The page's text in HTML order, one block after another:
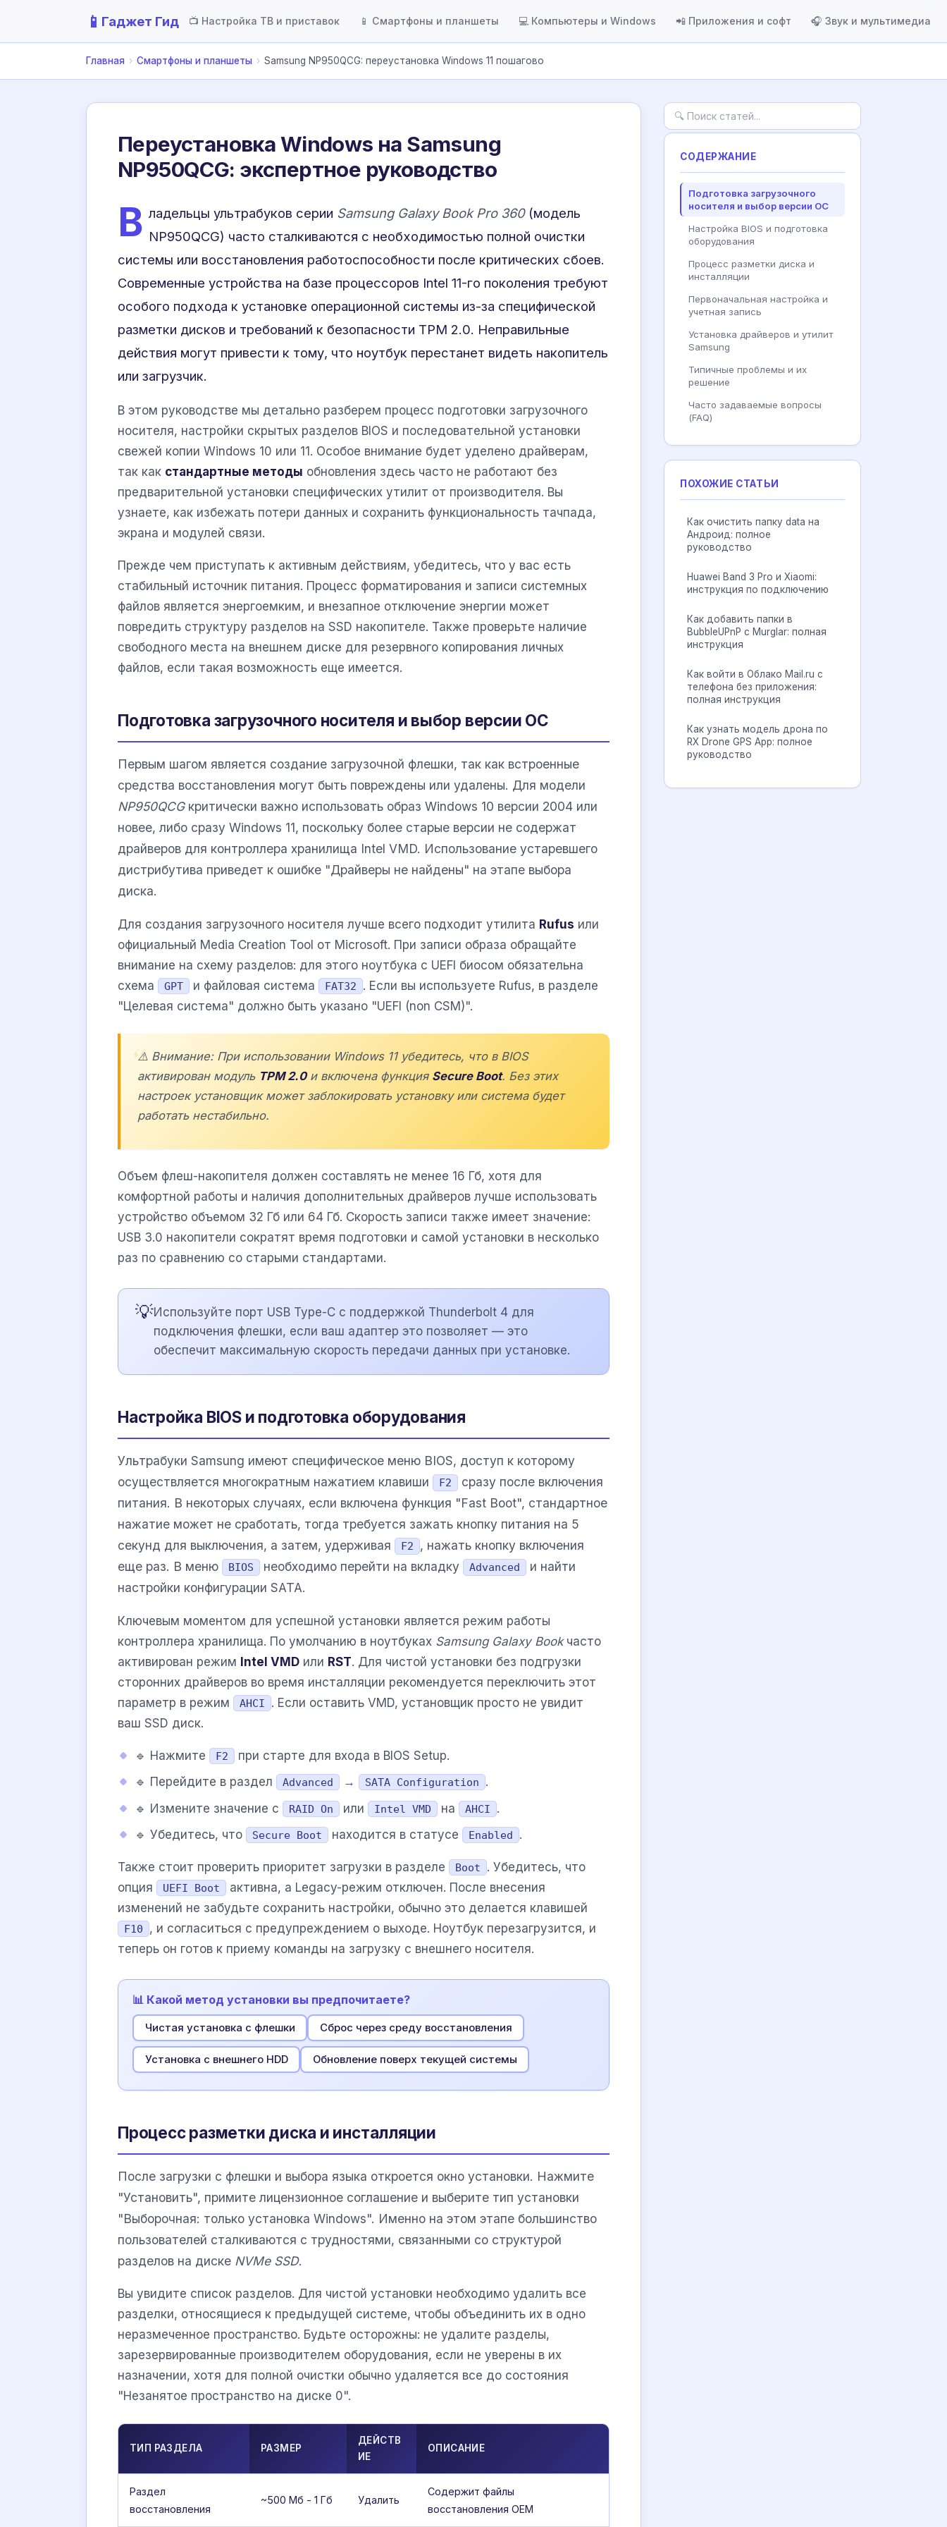
📱 Гаджет Гид 📺 Настройка ТВ и приставок 📱 Смартфоны и планшеты 💻 Компьютеры и Windows 📲 Приложения и софт 🎧 Звук и мультимедиа
Главная › Смартфоны и планшеты › Samsung NP950QCG: переустановка Windows 11 пошагово
Переустановка Windows на Samsung
NP950QCG: экспертное руководство
В ладельцы ультрабуков серии Samsung Galaxy Book Pro 360(модель
NP950QCG) часто сталкиваются с необходимостью полной очистки
системы или восстановления работоспособности после критических сбоев.
Современные устройства на базе процессоров Intel 11-го поколения требуют
особого подхода к установке операционной системы из-за специфической
разметки дисков и требований к безопасности TPM 2.0. Неправильные
действия могут привести к тому, что ноутбук перестанет видеть накопитель
или загрузчик.
В этом руководстве мы детально разберем процесс подготовки загрузочного
носителя, настройки скрытых разделов BIOS и последовательной установки
свежей копии Windows 10 или 11. Особое внимание будет уделено драйверам,
так как стандартные методы обновления здесь часто не работают без
предварительной установки специфических утилит от производителя. Вы
узнаете, как избежать потери данных и сохранить функциональность тачпада,
экрана и модулей связи.
Прежде чем приступать к активным действиям, убедитесь, что у вас есть
стабильный источник питания. Процесс форматирования и записи системных
файлов является энергоемким, и внезапное отключение энергии может
повредить структуру разделов на SSD накопителе. Также проверьте наличие
свободного места на внешнем диске для резервного копирования личных
файлов, если такая возможность еще имеется.
Подготовка загрузочного носителя и выбор версии ОС
Первым шагом является создание загрузочной флешки, так как встроенные
средства восстановления могут быть повреждены или удалены. Для модели
NP950QCGкритически важно использовать образ Windows 10 версии 2004 или
новее, либо сразу Windows 11, поскольку более старые версии не содержат
драйверов для контроллера хранилища Intel VMD. Использование устаревшего
дистрибутива приведет к ошибке "Драйверы не найдены" на этапе выбора
диска.
Для создания загрузочного носителя лучше всего подходит утилита Rufus или
официальный Media Creation Tool от Microsoft. При записи образа обращайте
внимание на схему разделов: для этого ноутбука с UEFI биосом обязательна
схема
GPT и файловая система FAT32
. Если вы используете Rufus, в разделе
"Целевая система" должно быть указано "UEFI (non CSM)".
⚠️ Внимание: При использовании Windows 11 убедитесь, что в BIOS
активирован модуль TPM 2.0и включена функция Secure Boot. Без этих
настроек установщик может заблокировать установку или система будет
работать нестабильно.
Объем флеш-накопителя должен составлять не менее 16 Гб, хотя для
комфортной работы и наличия дополнительных драйверов лучше использовать
устройство объемом 32 Гб или 64 Гб. Скорость записи также имеет значение:
USB 3.0 накопители сократят время подготовки и самой установки в несколько
раз по сравнению со старыми стандартами.
💡Используйте порт USB Type-C с поддержкой Thunderbolt 4 для
подключения флешки, если ваш адаптер это позволяет — это
обеспечит максимальную скорость передачи данных при установке.
Настройка BIOS и подготовка оборудования
Ультрабуки Samsung имеют специфическое меню BIOS, доступ к которому
осуществляется многократным нажатием клавиши
F2
сразу после включения
питания. В некоторых случаях, если включена функция "Fast Boot", стандартное
нажатие может не сработать, тогда требуется зажать кнопку питания на 5
секунд для выключения, а затем, удерживая
F2
, нажать кнопку включения
еще раз. В меню
BIOS необходимо перейти на вкладку Advanced
и найти
настройки конфигурации SATA.
Ключевым моментом для успешной установки является режим работы
контроллера хранилища. По умолчанию в ноутбуках Samsung Galaxy Bookчасто
активирован режим Intel VMD или RST. Для чистой установки без подгрузки
сторонних драйверов во время инсталляции рекомендуется переключить этот
параметр в режим
AHCI
. Если оставить VMD, установщик просто не увидит
ваш SSD диск.
🔹 Нажмите F2
при старте для входа в BIOS Setup.
🔹 Перейдите в раздел
Advanced → SATA Configuration
.
🔹 Измените значение с
RAID On или Intel VMD на AHCI
.
🔹 Убедитесь, что
Secure Boot находится в статусе Enabled .
Также стоит проверить приоритет загрузки в разделе Boot
. Убедитесь, что
опция
UEFI Boot
активна, а Legacy-режим отключен. После внесения
изменений не забудьте сохранить настройки, обычно это делается клавишей
F10
, и согласиться с предупреждением о выходе. Ноутбук перезагрузится, и
теперь он готов к приему команды на загрузку с внешнего носителя.
📊 Какой метод установки вы предпочитаете?
Чистая установка с флешки Сброс через среду восстановления
Установка с внешнего HDD Обновление поверх текущей системы
Процесс разметки диска и инсталляции
После загрузки с флешки и выбора языка откроется окно установки. Нажмите
"Установить", примите лицензионное соглашение и выберите тип установки
"Выборочная: только установка Windows". Именно на этом этапе большинство
пользователей сталкиваются с трудностями, связанными со структурой
разделов на диске NVMe SSD.
Вы увидите список разделов. Для чистой установки необходимо удалить все
разделки, относящиеся к предыдущей системе, чтобы объединить их в одно
неразмеченное пространство. Будьте осторожны: не удалите разделы,
зарезервированные производителем оборудования, если не уверены в их
назначении, хотя для полной очистки обычно удаляется все до состояния
"Незанятое пространство на диске 0".
ТИП РАЗДЕЛА РАЗМЕР
ДЕЙСТВ
ИЕ
ОПИСАНИЕ
Раздел
восстановления
~500 Мб - 1 Гб Удалить
Содержит файлы
восстановления OEM
СОДЕРЖАНИЕ
Подготовка загрузочного
носителя и выбор версии ОС
Настройка BIOS и подготовка
оборудования
Процесс разметки диска и
инсталляции
Первоначальная настройка и
учетная запись
Установка драйверов и утилит
Samsung
Типичные проблемы и их
решение
Часто задаваемые вопросы
(FAQ)
ПОХОЖИЕ СТАТЬИ
Как очистить папку data на
Андроид: полное
руководство
Huawei Band 3 Pro и Xiaomi:
инструкция по подключению
Как добавить папки в
BubbleUPnP с Murglar: полная
инструкция
Как войти в Облако Mail.ru с
телефона без приложения:
полная инструкция
Как узнать модель дрона по
RX Drone GPS App: полное
руководство